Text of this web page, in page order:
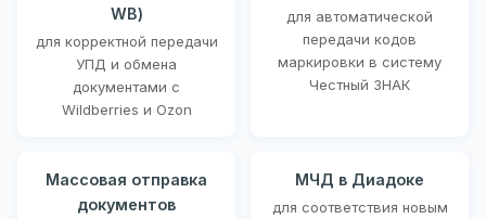
WB)
для корректной передачи
УПД и обмена
документами с
Wildberries и Ozon
для автоматической
передачи кодов
маркировки в систему
Честный ЗНАК
Массовая отправка
документов
МЧД в Диадоке
для соответствия новым